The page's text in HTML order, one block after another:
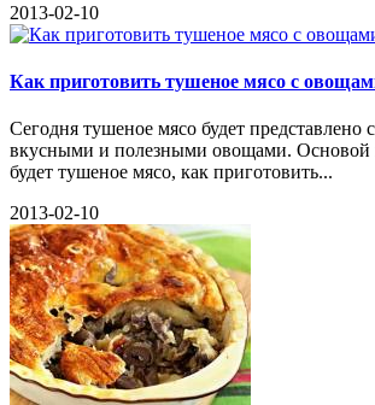
2013-02-10
Как приготовить тушеное мясо с
Сегодня тушеное мясо будет представлено
вкусными и полезными овощами. Основой
будет тушеное мясо, как приготовить...
2013-02-10